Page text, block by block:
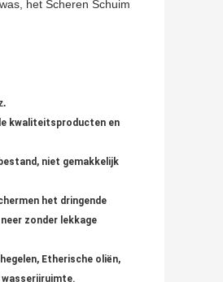
het Scheren Schuim
kwaliteitsproducten en
niet gemakkelijk
het dringende
zonder lekkage
Etherische oliën,
wasserijruimte.